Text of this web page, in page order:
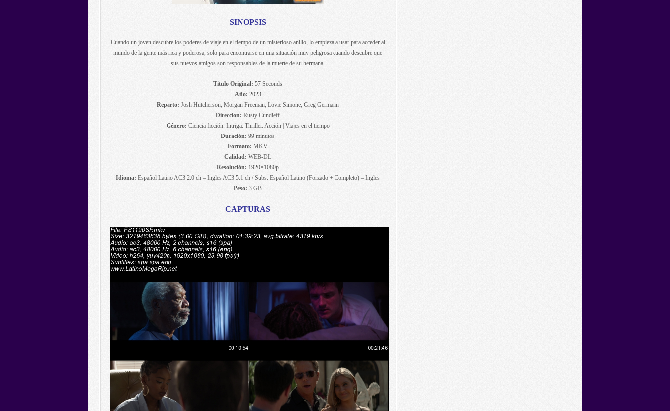
SINOPSIS
Cuando un joven descubre los poderes de viaje en el tiempo de un misterioso anillo, lo empieza a usar para acceder al
mundo de la gente más rica y poderosa, solo para encontrarse en una situación muy peligrosa cuando descubre que
sus nuevos amigos son responsables de la muerte de su hermana.
Titulo Original: 57 Seconds
Año: 2023
Reparto: Josh Hutcherson, Morgan Freeman, Lovie Simone, Greg Germann
Direccion: Rusty Cundieff
Género: Ciencia ficción. Intriga. Thriller. Acción | Viajes en el tiempo
Duración: 99 minutos
Formato: MKV
Calidad: WEB-DL
Resolución: 1920×1080p
Idioma: Español Latino AC3 2.0 ch – Ingles AC3 5.1 ch / Subs. Español Latino (Forzado + Completo) – Ingles
Peso: 3 GB
CAPTURAS